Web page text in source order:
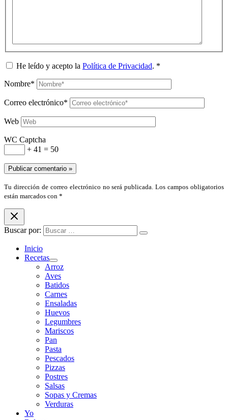
He leído y acepto la Política de Privacidad. *
Nombre*
Correo electrónico*
Web
WC Captcha
+ 41 = 50
Tu dirección de correo electrónico no será publicada. Los campos obligatorios
están marcados con *
Buscar por:
Inicio
Recetas
Arroz
Aves
Batidos
Carnes
Ensaladas
Huevos
Legumbres
Mariscos
Pan
Pasta
Pescados
Pizzas
Postres
Salsas
Sopas y Cremas
Verduras
Yo